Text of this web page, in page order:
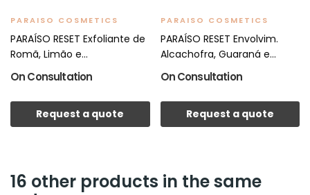
PARAISO COSMETICS
PARAÍSO RESET Exfoliante de
Romã, Limão e...
On Consultation
Request a quote
PARAISO COSMETICS
PARAÍSO RESET Envolvim.
Alcachofra, Guaraná e...
On Consultation
Request a quote
16 other products in the same